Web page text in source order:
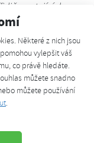
Některé z nich jsou
vylepšit váš
co právě hledáte.
můžete snadno
můžete používání
.
cestující do
Rozvadov. Navíc
sjezdu a
Holovčák,
Bonett Gas
technologii s
pro více
ze kterých trvá